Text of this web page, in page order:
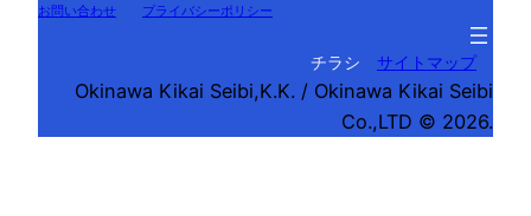
お問い合わせ プライバシーポリシー
チラシ サイトマップ
Okinawa Kikai Seibi,K.K. / Okinawa Kikai Seibi
Co.,LTD © 2026.